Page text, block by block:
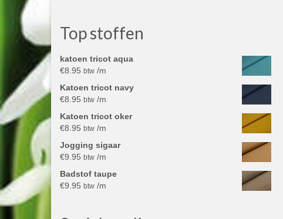
Top stoffen
katoen tricot aqua
€8.95 btw /m
Katoen tricot navy
€8.95 btw /m
Katoen tricot oker
€8.95 btw /m
Jogging sigaar
€9.95 btw /m
Badstof taupe
€9.95 btw /m